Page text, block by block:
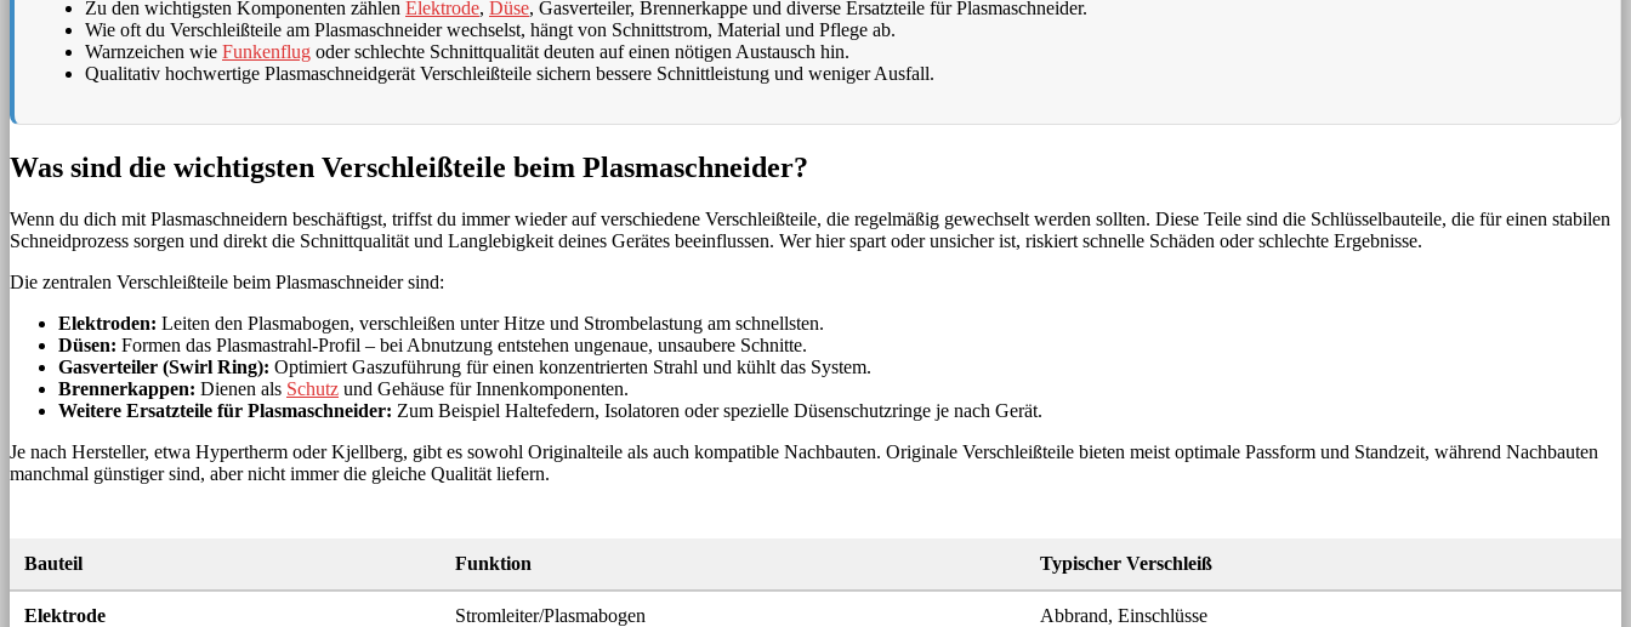
Zu den wichtigsten Komponenten zählen Elektrode, Düse, Gasverteiler, Brennerkappe und diverse Ersatzteile für Plasmaschneider.
Wie oft du Verschleißteile am Plasmaschneider wechselst, hängt von Schnittstrom, Material und Pflege ab.
Warnzeichen wie Funkenflug oder schlechte Schnittqualität deuten auf einen nötigen Austausch hin.
Qualitativ hochwertige Plasmaschneidgerät Verschleißteile sichern bessere Schnittleistung und weniger Ausfall.
Was sind die wichtigsten Verschleißteile beim Plasmaschneider?
Wenn du dich mit Plasmaschneidern beschäftigst, triffst du immer wieder auf verschiedene Verschleißteile, die regelmäßig gewechselt werden sollten. Diese Teile sind die Schlüsselbauteile, die für einen stabilen
Schneidprozess sorgen und direkt die Schnittqualität und Langlebigkeit deines Gerätes beeinflussen. Wer hier spart oder unsicher ist, riskiert schnelle Schäden oder schlechte Ergebnisse.
Die zentralen Verschleißteile beim Plasmaschneider sind:
Elektroden: Leiten den Plasmabogen, verschleißen unter Hitze und Strombelastung am schnellsten.
Düsen: Formen das Plasmastrahl-Profil – bei Abnutzung entstehen ungenaue, unsaubere Schnitte.
Gasverteiler (Swirl Ring): Optimiert Gaszuführung für einen konzentrierten Strahl und kühlt das System.
Brennerkappen: Dienen als Schutz und Gehäuse für Innenkomponenten.
Weitere Ersatzteile für Plasmaschneider: Zum Beispiel Haltefedern, Isolatoren oder spezielle Düsenschutzringe je nach Gerät.
Je nach Hersteller, etwa Hypertherm oder Kjellberg, gibt es sowohl Originalteile als auch kompatible Nachbauten. Originale Verschleißteile bieten meist optimale Passform und Standzeit, während Nachbauten
manchmal günstiger sind, aber nicht immer die gleiche Qualität liefern.
Bauteil Funktion Typischer Verschleiß
Elektrode Stromleiter/Plasmabogen Abbrand, Einschlüsse